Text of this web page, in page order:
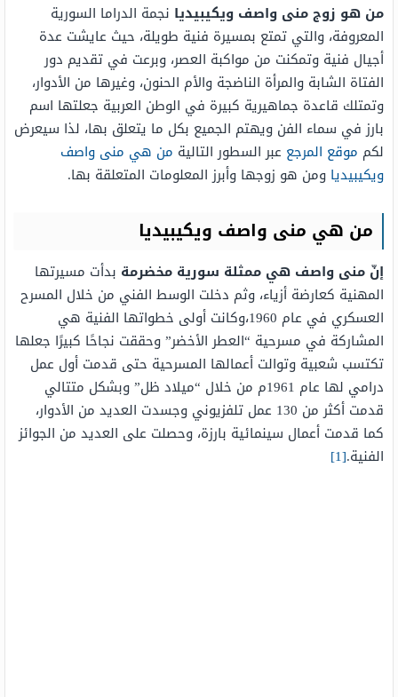
من هو زوج منى واصف ويكيبيديا نجمة الدراما السورية
المعروفة، والتي تمتع بمسيرة فنية طويلة، حيث عايشت عدة
أجيال فنية وتمكنت من مواكبة العصر، وبرعت في تقديم دور
الفتاة الشابة والمرأة الناضجة والأم الحنون، وغيرها من الأدوار،
وتمتلك قاعدة جماهيرية كبيرة في الوطن العربية جعلتها اسم
بارز في سماء الفن ويهتم الجميع بكل ما يتعلق بها، لذا سيعرض
لكم موقع المرجع عبر السطور التالية من هي منى واصف
ويكيبيديا ومن هو زوجها وأبرز المعلومات المتعلقة بها.
من هي منى واصف ويكيبيديا
إنّ منى واصف هي ممثلة سورية مخضرمة بدأت مسيرتها
المهنية كعارضة أزياء، وثم دخلت الوسط الفني من خلال المسرح
العسكري في عام 1960،وكانت أولى خطواتها الفنية هي
المشاركة في مسرحية “العطر الأخضر” وحققت نجاحًا كبيرًا جعلها
تكتسب شعبية وتوالت أعمالها المسرحية حتى قدمت أول عمل
درامي لها عام 1961م من خلال “ميلاد ظل” وبشكل متتالي
قدمت أكثر من 130 عمل تلفزيوني وجسدت العديد من الأدوار،
كما قدمت أعمال سينمائية بارزة، وحصلت على العديد من الجوائز
الفنية.[1]